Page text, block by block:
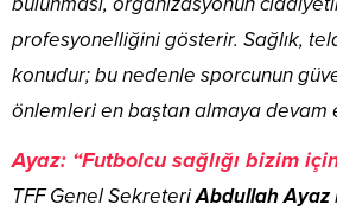
profesyonelliğini gösterir. Sağlık,
konudur; bu nedenle sporcunun
önlemleri en baştan almaya devam
Ayaz: “Futbolcu sağlığı bizim
TFF Genel SekreteriAbdullah Ayaz